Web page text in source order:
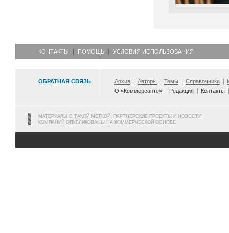
КОНТАКТЫ ПОМОЩЬ УСЛОВИЯ ИСПОЛЬЗОВАНИЯ
ОБРАТНАЯ СВЯЗЬ Архив Авторы Темы Справочники
О «Коммерсанте»
Редакция Контакты
МАТЕРИАЛЫ С ТАКОЙ МЕТКОЙ, ПАРТНЕРСКИЕ ПРОЕКТЫ И НОВОСТИ
КОМПАНИЙ ОПУБЛИКОВАНЫ НА КОММЕРЧЕСКОЙ ОСНОВЕ